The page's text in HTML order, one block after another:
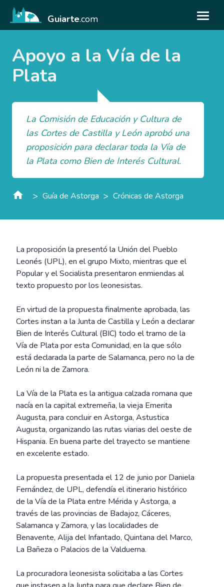
Guiarte.com
Apoyo a la Vía de la
Plata
La Comisión de Educación y Cultura de
las Cortes de Castilla y León aprobó una
proposición para declarar toda la Vía de
la Plata como Bien de Interés Cultural.
> Guía de Astorga > Crónicas de Astorga
La proposición la presentó la Unión del Pueblo
Leonés (UPL), en el grupo Mixto, mientras que el
Popular y el Socialista presentaron enmiendas al
texto propuesto por los leonesistas.
En virtud de la propuesta finalmente aprobada, las
Cortes instan a la Junta de Castilla y León a declarar
Bien de Interés Cultural (BIC) todo el tramo de la
Vía de Plata por esta Comunidad, en la que sólo
está declarada la parte de Salamanca, pero no la de
León ni la de Zamora.
La Vía de la Plata es la antigua calzada romana que
nacía en la capital extremeña, la vieja Emerita
Augusta, para concluir en Astorga, Astustica
Augusta, organizando las rutas viarias del oeste de
Hispania. En buena parte del trayecto se mantiene
en excelente estado.
La propuesta presentada el 12 de junio por Daniela
Fernández, de UPL, defendía el itinerario histórico
de la Vía de la Plata entre Mérida y Astorga, a
través de las provincias de Badajoz, Cáceres,
Salamanca y Zamora, y las localidades de
Benavente, Alija del Infantado, Quintana del Marco,
La Bañeza o Palacios de la Valduerna.
La procuradora leonesista solicitaba a las Cortes